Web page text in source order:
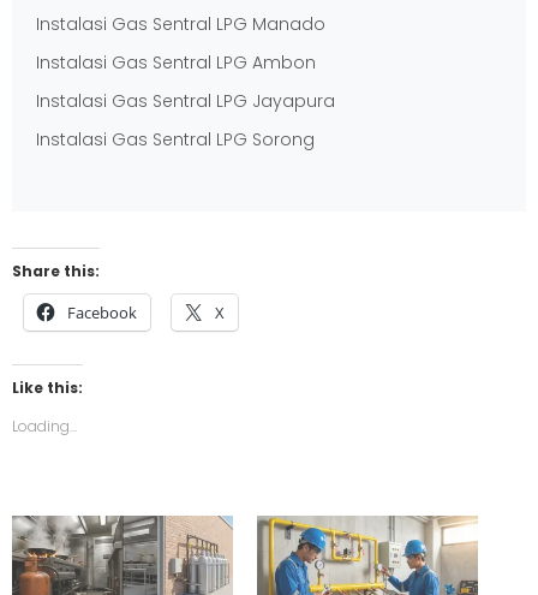
Instalasi Gas Sentral LPG Manado
Instalasi Gas Sentral LPG Ambon
Instalasi Gas Sentral LPG Jayapura
Instalasi Gas Sentral LPG Sorong
Share this:
Facebook X
Like this:
Loading...